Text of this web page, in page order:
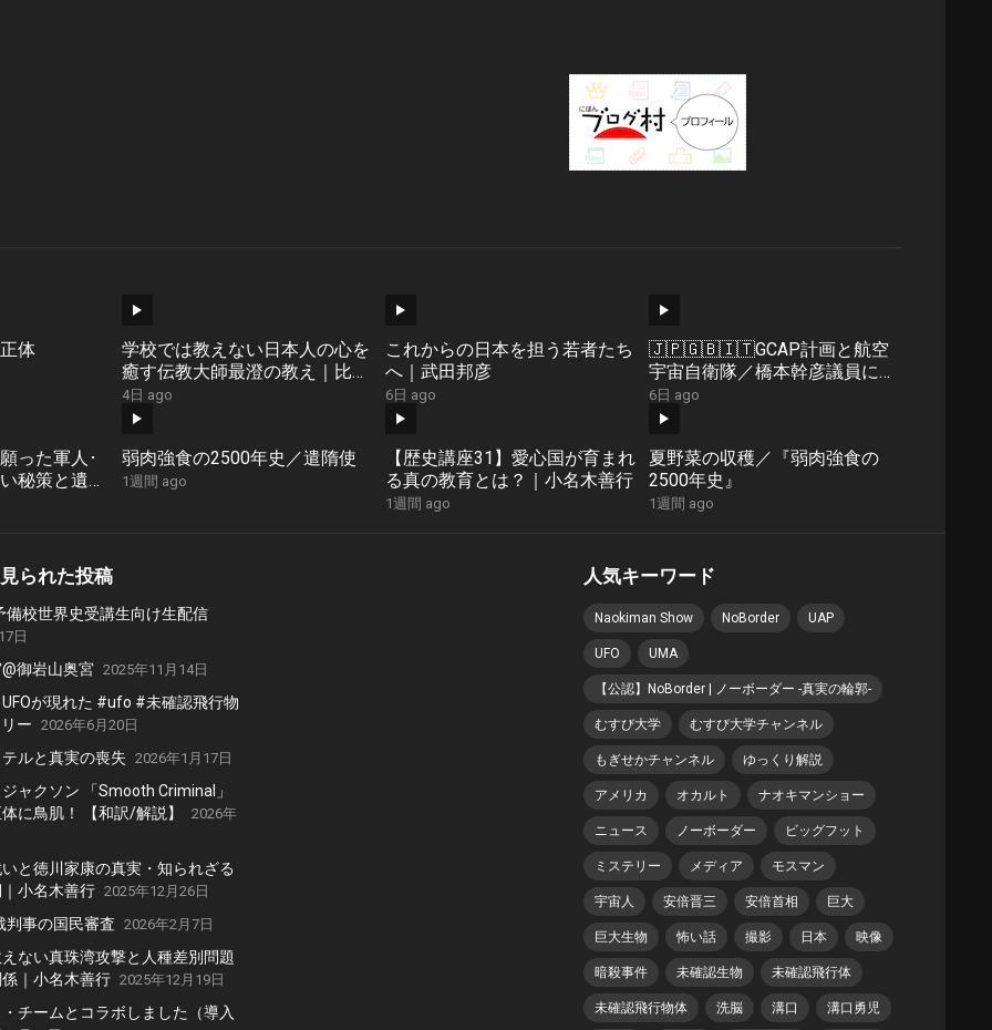
体
学校では教えない日本人の心を
癒す伝教大師最澄の教え｜比叡
山延暦寺 秦行亘×こがみのり
4日 ago
これからの日本を担う若者たち
へ｜武田邦彦
6日 ago
🇯🇵🇬🇧🇮🇹GCAP計画と航空
宇宙自衛隊／橋本幹彦議員に聞
く02
6日 ago
った軍人･
秘策と遺言
弱肉強食の2500年史／遣隋使
1週間 ago
【歴史講座31】愛心国が育まれ
る真の教育とは？｜小名木善行
1週間 ago
夏野菜の収穫／『弱肉強食の
2500年史』
1週間 ago
られた投稿
備校世界史受講生向け生配信
日
御岩山奥宮 2025年11月14日
が現れた #ufo #未確認飛行物
ー
2026年6月20日
ルと真実の喪失 2026年1月17日
ャクソン 「Smooth Criminal」
に鳥肌！ 【和訳/解説】
2026年
と徳川家康の真実・知られざる
小名木善行 2025年12月26日
判事の国民審査 2026年2月7日
ない真珠湾攻撃と人種差別問題
｜小名木善行 2025年12月19日
チームとコラボしました（導入
人気キーワード
Naokiman Show NoBorder UAP
UFO UMA
【公認】NoBorder | ノーボーダー -真実の輪郭-
むすび大学 むすび大学チャンネル
もぎせかチャンネル ゆっくり解説
アメリカ オカルト ナオキマンショー
ニュース ノーボーダー ビッグフット
ミステリー メディア モスマン
宇宙人 安倍晋三 安倍首相 巨大
巨大生物 怖い話 撮影 日本 映像
暗殺事件 未確認生物 未確認飛行体
未確認飛行物体 洗脳 溝口 溝口勇児